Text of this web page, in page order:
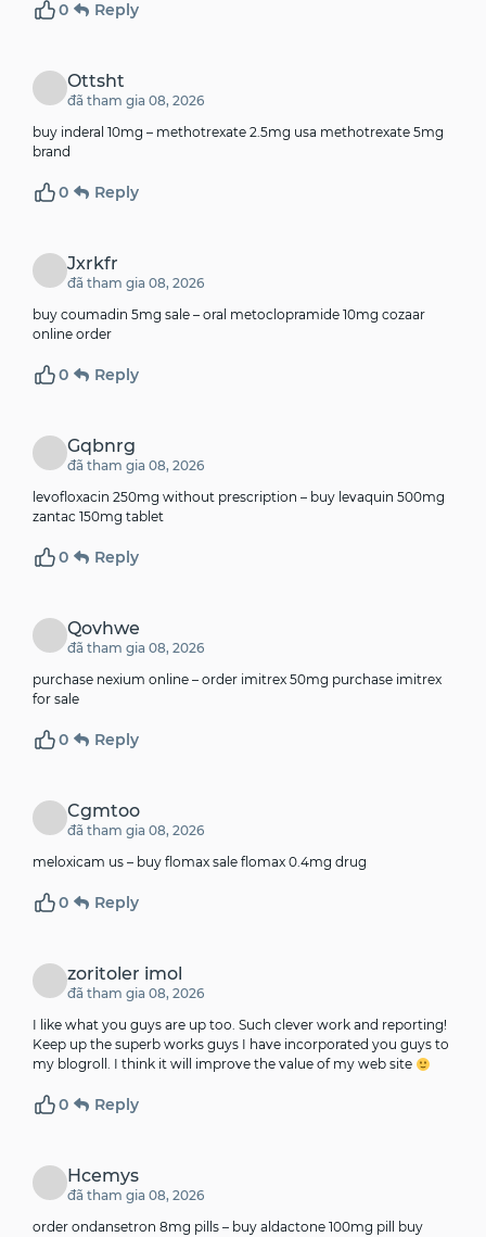
0 Reply
Ottsht
đã tham gia 08, 2026
buy inderal 10mg – methotrexate 2.5mg usa methotrexate 5mg
brand
0 Reply
Jxrkfr
đã tham gia 08, 2026
buy coumadin 5mg sale – oral metoclopramide 10mg cozaar
online order
0 Reply
Gqbnrg
đã tham gia 08, 2026
levofloxacin 250mg without prescription – buy levaquin 500mg
zantac 150mg tablet
0 Reply
Qovhwe
đã tham gia 08, 2026
purchase nexium online – order imitrex 50mg purchase imitrex
for sale
0 Reply
Cgmtoo
đã tham gia 08, 2026
meloxicam us – buy flomax sale flomax 0.4mg drug
0 Reply
zoritoler imol
đã tham gia 08, 2026
I like what you guys are up too. Such clever work and reporting!
Keep up the superb works guys I have incorporated you guys to
my blogroll. I think it will improve the value of my web site
0 Reply
Hcemys
đã tham gia 08, 2026
order ondansetron 8mg pills – buy aldactone 100mg pill
buy